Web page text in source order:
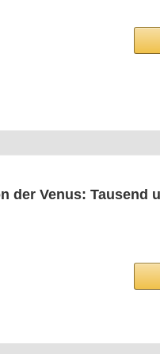
der Venus: Tau­send